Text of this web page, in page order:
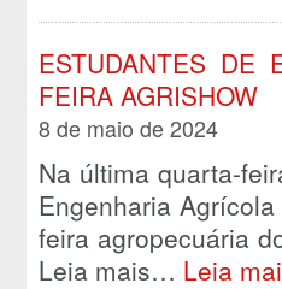
ESTUDANTES DE
FEIRA AGRISHOW
8 de maio de 2024
Na última quarta-
Engenharia
feira agropecuária
Leia mais… Leia